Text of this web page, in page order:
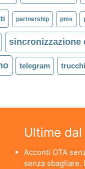
partnership pms
sincronizzazione
telegram
Ultime dal
Acconti OTA
senza sbagliare.